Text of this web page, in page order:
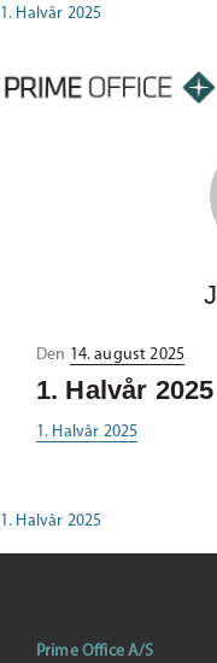
1. Halvår 2025
Den Udgivet
i
14. august 2025
1. Halvår 2025
1. Halvår 2025
1. Halvår 2025
Prime Office A/S